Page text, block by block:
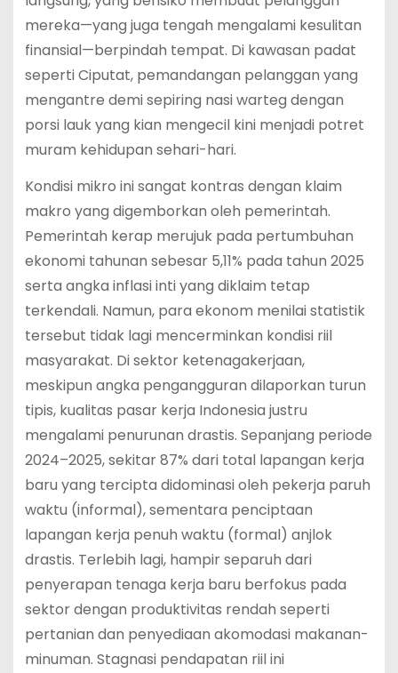
mereka—yang juga tengah mengalami kesulitan
finansial—berpindah tempat. Di kawasan padat
seperti Ciputat, pemandangan pelanggan yang
mengantre demi sepiring nasi warteg dengan
porsi lauk yang kian mengecil kini menjadi potret
muram kehidupan sehari-hari.
Kondisi mikro ini sangat kontras dengan klaim
makro yang digemborkan oleh pemerintah.
Pemerintah kerap merujuk pada pertumbuhan
ekonomi tahunan sebesar 5,11% pada tahun 2025
serta angka inflasi inti yang diklaim tetap
terkendali. Namun, para ekonom menilai statistik
tersebut tidak lagi mencerminkan kondisi riil
masyarakat. Di sektor ketenagakerjaan,
meskipun angka pengangguran dilaporkan turun
tipis, kualitas pasar kerja Indonesia justru
mengalami penurunan drastis. Sepanjang periode
2024–2025, sekitar 87% dari total lapangan kerja
baru yang tercipta didominasi oleh pekerja paruh
waktu (informal), sementara penciptaan
lapangan kerja penuh waktu (formal) anjlok
drastis. Terlebih lagi, hampir separuh dari
penyerapan tenaga kerja baru berfokus pada
sektor dengan produktivitas rendah seperti
pertanian dan penyediaan akomodasi makanan-
minuman. Stagnasi pendapatan riil ini